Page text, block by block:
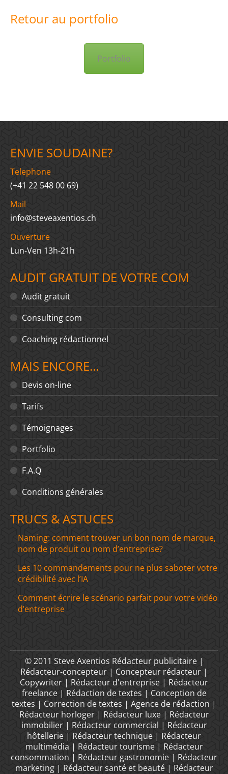
Retour au portfolio
Portfolio
ENVIE SOUDAINE?
Telephone
(+41 22 548 00 69)
Mail
info@steveaxentios.ch
Ouverture
Lun-Ven 13h-21h
AUDIT GRATUIT DE VOTRE COM
Audit gratuit
Consulting com
Coaching rédactionnel
MAIS ENCORE…
Devis on-line
Tarifs
Témoignages
Portfolio
F.A.Q
Conditions générales
TRUCS & ASTUCES
Naming: comment trouver un bon nom de marque,
nom de produit ou nom d’entreprise?
Les 10 commandements pour ne plus saboter votre
crédibilité avec l’IA
Comment écrire le scénario parfait pour votre vidéo
d’entreprise
© 2011 Steve Axentios Rédacteur publicitaire |
Rédacteur-concepteur | Concepteur rédacteur |
Copywriter | Rédacteur d'entreprise | Rédacteur
freelance | Rédaction de textes | Conception de
textes | Correction de textes | Agence de rédaction |
Rédacteur horloger | Rédacteur luxe | Rédacteur
immobilier | Rédacteur commercial | Rédacteur
hôtellerie | Rédacteur technique | Rédacteur
multimédia | Rédacteur tourisme | Rédacteur
consommation | Rédacteur gastronomie | Rédacteur
marketing | Rédacteur santé et beauté | Rédacteur